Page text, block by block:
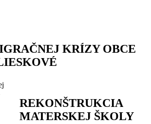
KRÍZY OBCE
REKONŠTRUKCIA
MATERSKEJ ŠKOLY